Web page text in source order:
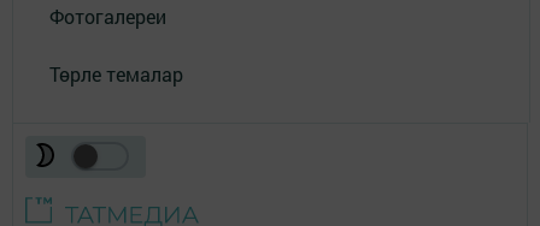
Фотогалереи
Төрле темалар